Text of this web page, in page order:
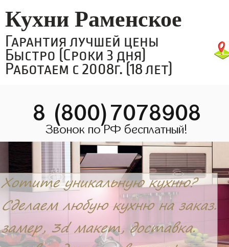
Кухни Раменское
Гарантия лучшей цены
Быстро (Сроки 3 дня)
Работаем с 2008г. (18 лет)
8 (800)7078908
Звонок по РФ бесплатный!